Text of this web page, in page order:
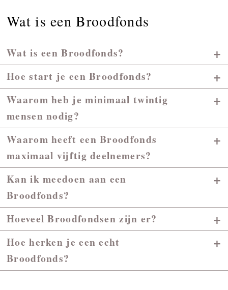
Wat is een Broodfonds
Wat is een Broodfonds? +
Hoe start je een Broodfonds? +
Waarom heb je minimaal twintig
mensen nodig?
+
Waarom heeft een Broodfonds
maximaal vijftig deelnemers?
+
Kan ik meedoen aan een
Broodfonds?
+
Hoeveel Broodfondsen zijn er? +
Hoe herken je een echt
Broodfonds?
+